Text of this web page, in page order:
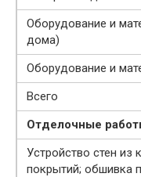
Оборудование и
дома)
Оборудование и
Всего
Отделочные
Устройство стен из
покрытий; обшивка